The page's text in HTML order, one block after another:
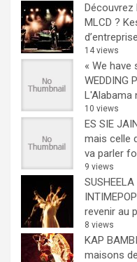
Découvrez
MLCD ?
14 views
« We have
WEDDING
L'Alabama
10 views
ES SIE
mais celle
va parler
9 views
revenir au
8 views
KAP
maisons